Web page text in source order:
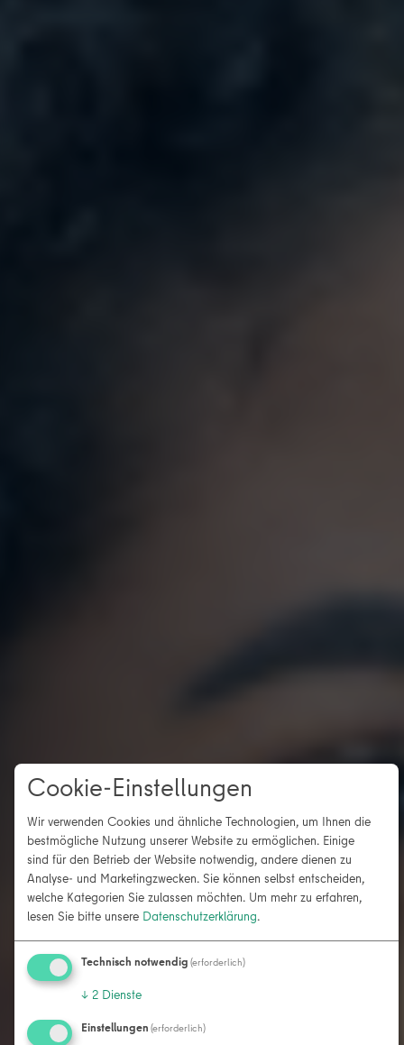
Cookie-Einstellungen
Wir verwenden Cookies und ähnliche Technologien, um Ihnen die
bestmögliche Nutzung unserer Website zu ermöglichen. Einige
sind für den Betrieb der Website notwendig, andere dienen zu
Analyse- und Marketingzwecken. Sie können selbst entscheiden,
welche Kategorien Sie zulassen möchten. Um mehr zu erfahren,
lesen Sie bitte unsere Datenschutzerklärung.
Technisch notwendig (erforderlich)
↓ 2 Dienste
Einstellungen (erforderlich)